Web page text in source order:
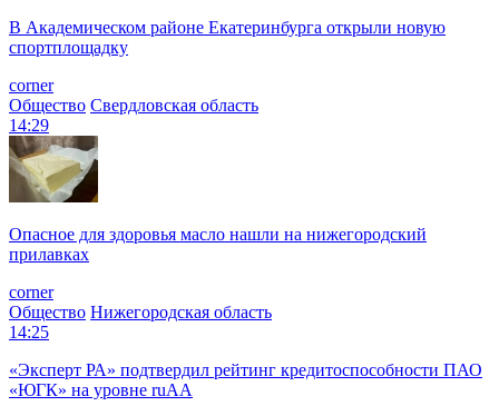
В Академическом районе Екатеринбурга открыли новую
спортплощадку
corner
Общество Свердловская область
14:29
Опасное для здоровья масло нашли на нижегородский
прилавках
corner
Общество Нижегородская область
14:25
«Эксперт РА» подтвердил рейтинг кредитоспособности ПАО
«ЮГК» на уровне ruAА